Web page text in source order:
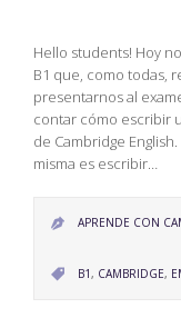
Hello students! Hoy
B1 que, como todas,
presentarnos al
contar cómo escribir
de Cambridge
misma es escribir…
 APRENDE CON
 CATEGORY
B1 , CAMBRIDGE,